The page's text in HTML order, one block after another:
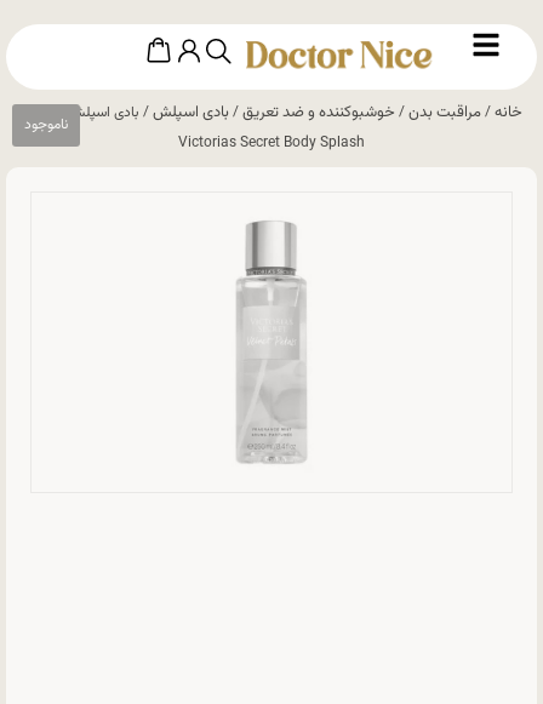
خانه/مراقبت بدن/ خوشبوکننده و ضد تعریق/بادی اسپلش/ بادی اسپلش ویکتوریا
Victorias Secret Body Splash